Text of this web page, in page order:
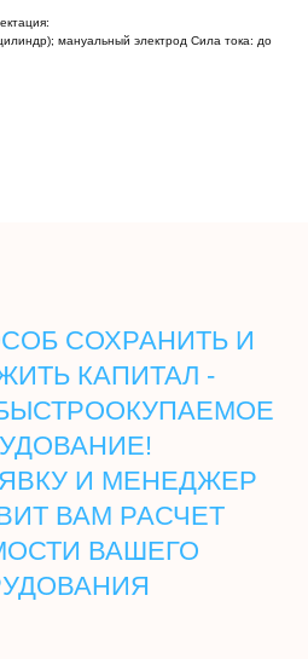
мануальный электрод Сила тока: до
СОХРАНИТЬ И
КАПИТАЛ -
И МЕНЕДЖЕР
ВАМ РАСЧЕТ
ВАШЕГО